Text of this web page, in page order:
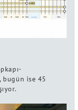
bugün ise 45